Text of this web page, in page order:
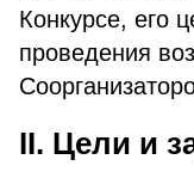
Конкурсе, его
проведения
II. Цели и